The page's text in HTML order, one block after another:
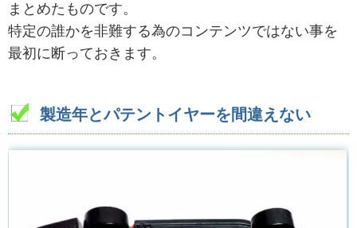
まとめたものです。
特定の誰かを非難する為のコンテンツではない事を
最初に断っておきます。
製造年とパテントイヤーを間違えない